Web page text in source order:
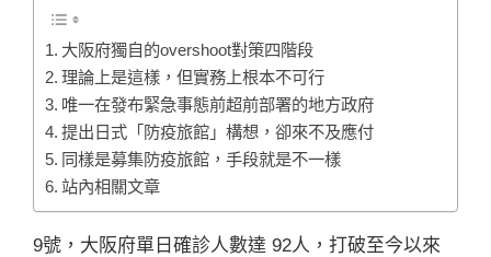
大阪府獨自的overshoot對策四階段
理論上是這樣，但實務上根本不可行
唯一在發布緊急事態前超前部署的地方政府
提出日式「防疫旅館」構想，卻來不及應付
同樣是募集防疫旅館，手段就是不一樣
站內相關文章
9號，大阪府單日確診人數達 92人，打破至今以來